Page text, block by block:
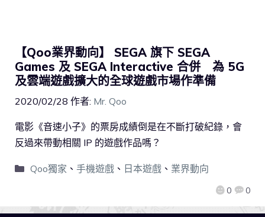
【Qoo業界動向】 SEGA 旗下 SEGA
Games 及 SEGA Interactive 合併 為 5G
及雲端遊戲擴大的全球遊戲市場作準備
2020/02/28 作者: Mr. Qoo
0 0
電影《音速小子》的票房成績倒是在不斷打破紀錄，會
反過來帶動相關 IP 的遊戲作品嗎？
Qoo獨家 、 手機遊戲、 日本遊戲、 業界動向